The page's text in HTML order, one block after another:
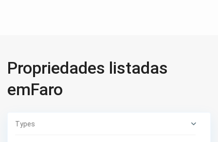
Propriedades listadas
emFaro
Types